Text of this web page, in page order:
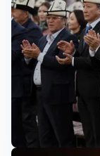
расширению